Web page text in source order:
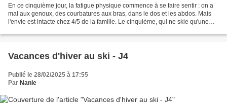
En ce cinquième jour, la fatigue physique commence à se faire sentir : on a
mal aux genoux, des courbatures aux bras, dans le dos et les abdos. Mais
l'envie est intacte chez 4/5 de la famille. Le cinquième, qui ne skie qu'une
Vacances d'hiver au ski - J4
Publié le 28/02/2025 à 17:55
Par Nanie